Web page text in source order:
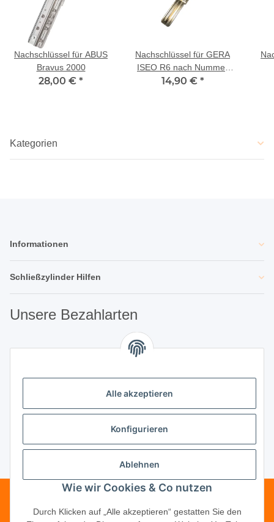
Nachschlüssel für ABUS
Bravus 2000
28,00 € *
Nachschlüssel für GERA
ISEO R6 nach Nummer
AGL000001 bis
14,90 € *
Kategorien
Informationen
Schließzylinder Hilfen
Unsere Bezahlarten
Unsere Partner
Unternehmen
Vertrag widerrufen
Telefonische Beratung?·+49 (0) 5246
Alle akzeptieren
Konfigurieren
Ablehnen
Wie wir Cookies & Co nutzen
Durch Klicken auf „Alle akzeptieren“ gestatten Sie den